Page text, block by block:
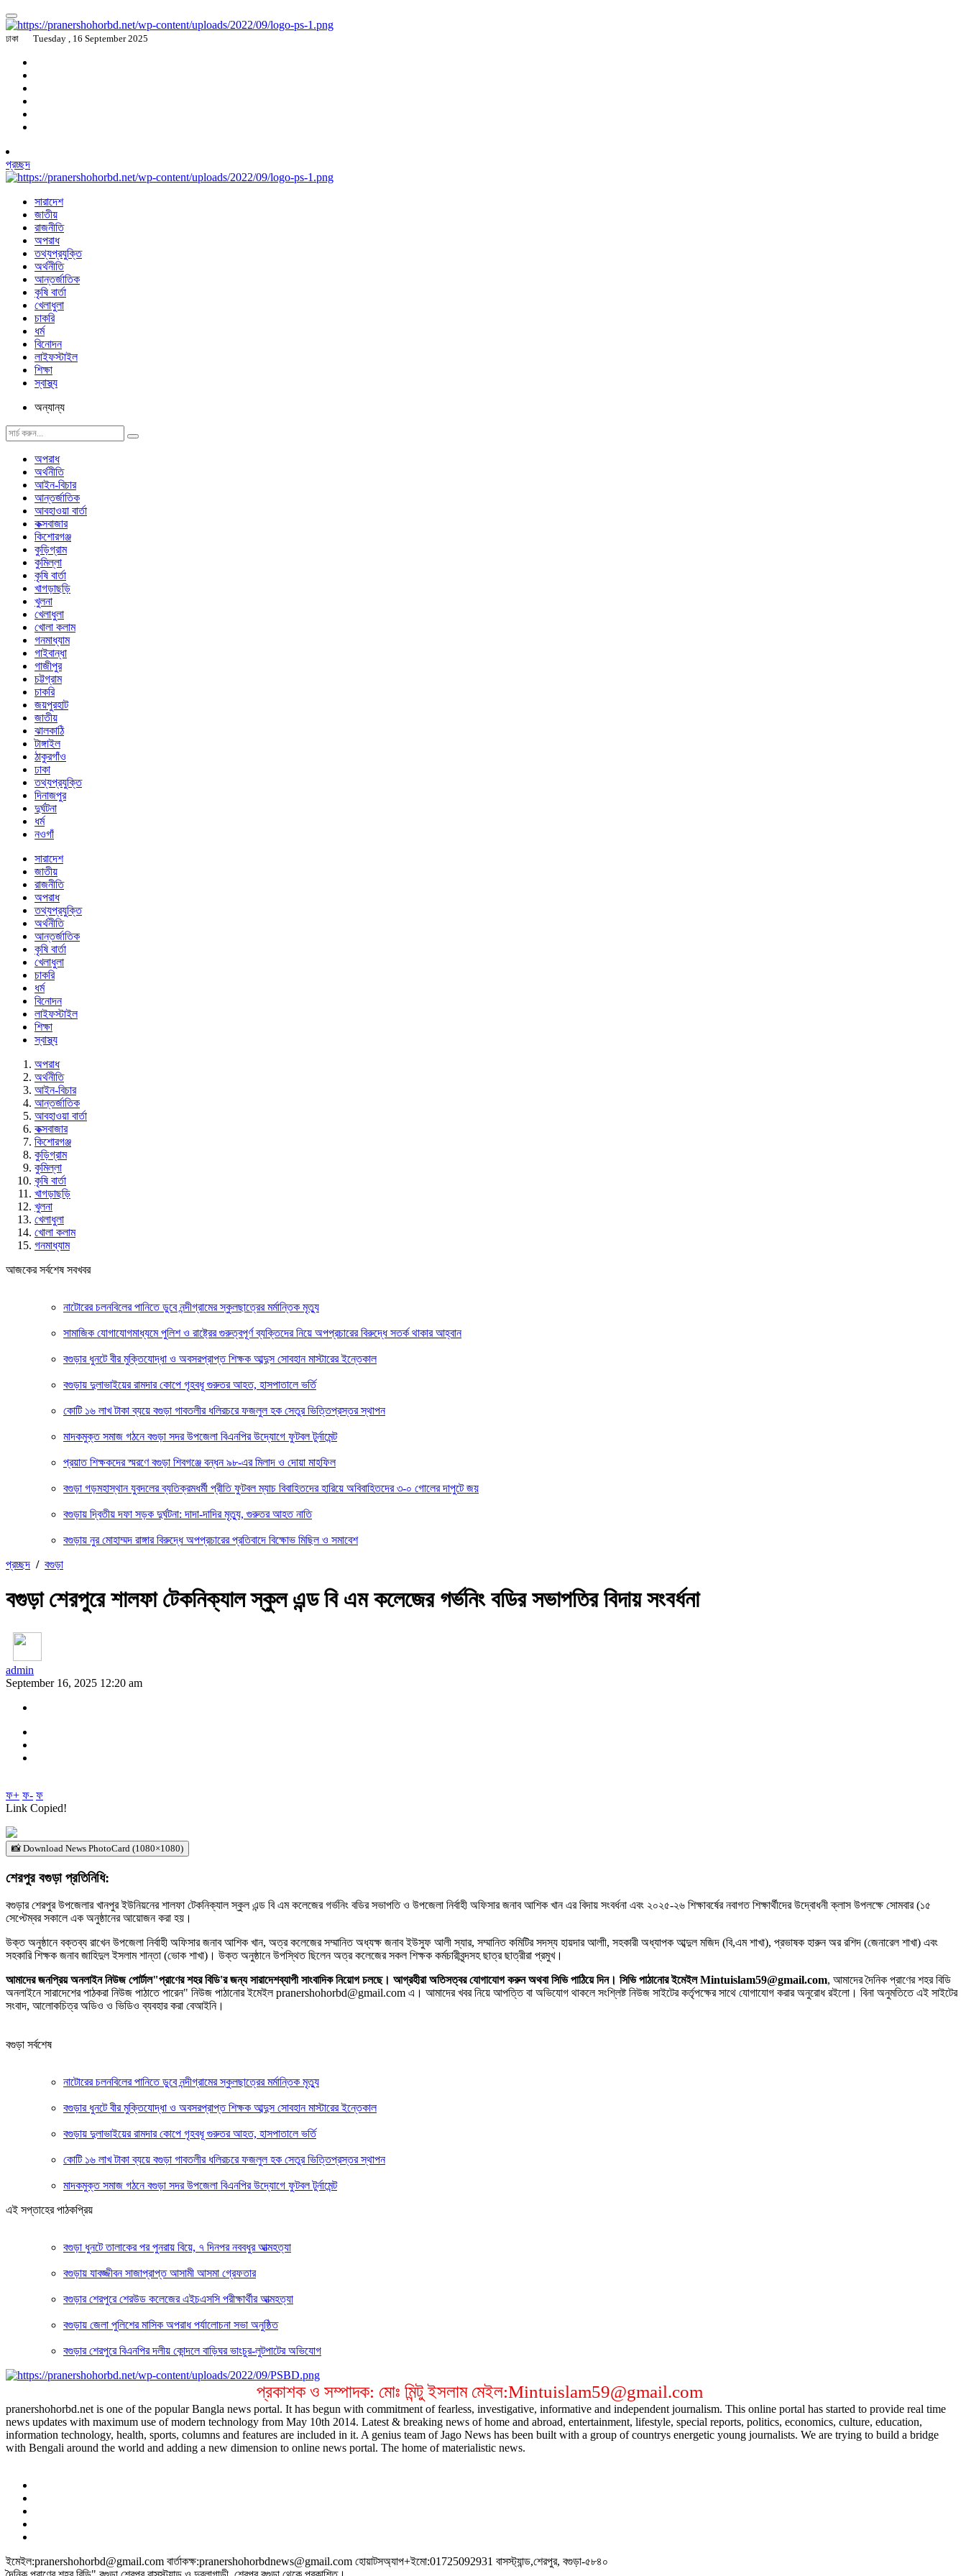
ঢাকা Tuesday , 16 September 2025
প্রচ্ছদ
সারাদেশ
জাতীয়
রাজনীতি
অপরাধ
তথ্যপ্রযুক্তি
অর্থনীতি
আন্তর্জাতিক
কৃষি বার্তা
খেলাধুলা
চাকরি
ধর্ম
বিনোদন
লাইফস্টাইল
শিক্ষা
স্বাস্থ্য
অন্যান্য
অপরাধ
অর্থনীতি
আইন-বিচার
আন্তর্জাতিক
আবহাওয়া বার্তা
কক্সবাজার
কিশোরগঞ্জ
কুড়িগ্রাম
কুমিল্লা
কৃষি বার্তা
খাগড়াছড়ি
খুলনা
খেলাধুলা
খোলা কলাম
গনমাধ্যাম
গাইবান্ধা
গাজীপুর
চট্টগ্রাম
চাকরি
জয়পুরহাট
জাতীয়
ঝালকাঠি
টাঙ্গাইল
ঠাকুরগাঁও
ঢাকা
তথ্যপ্রযুক্তি
দিনাজপুর
দুর্ঘটনা
ধর্ম
নওগাঁ
সারাদেশ
জাতীয়
রাজনীতি
অপরাধ
তথ্যপ্রযুক্তি
অর্থনীতি
আন্তর্জাতিক
কৃষি বার্তা
খেলাধুলা
চাকরি
ধর্ম
বিনোদন
লাইফস্টাইল
শিক্ষা
স্বাস্থ্য
অপরাধ
অর্থনীতি
আইন-বিচার
আন্তর্জাতিক
আবহাওয়া বার্তা
কক্সবাজার
কিশোরগঞ্জ
কুড়িগ্রাম
কুমিল্লা
কৃষি বার্তা
খাগড়াছড়ি
খুলনা
খেলাধুলা
খোলা কলাম
গনমাধ্যাম
আজকের সর্বশেষ সবখবর
নাটোরের চলনবিলের পানিতে ডুবে নন্দীগ্রামের স্কুলছাত্রের মর্মান্তিক মৃত্যু
সামাজিক যোগাযোগমাধ্যমে পুলিশ ও রাষ্ট্রের গুরুত্বপূর্ণ ব্যক্তিদের নিয়ে অপপ্রচারের বিরুদ্ধে সতর্ক থাকার আহ্বান
বগুড়ার ধুনটে বীর মুক্তিযোদ্ধা ও অবসরপ্রাপ্ত শিক্ষক আব্দুস সোবহান মাস্টারের ইন্তেকাল
বগুড়ায় দুলাভাইয়ের রামদার কোপে গৃহবধূ গুরুতর আহত, হাসপাতালে ভর্তি
কোটি ১৬ লাখ টাকা ব্যয়ে বগুড়া গাবতলীর ধলিরচরে ফজলুল হক সেতুর ভিত্তিপ্রস্তর স্থাপন
মাদকমুক্ত সমাজ গঠনে বগুড়া সদর উপজেলা বিএনপির উদ্যোগে ফুটবল টুর্নামেন্ট
প্রয়াত শিক্ষকদের স্মরণে বগুড়া শিবগঞ্জে বন্ধন ৯৮-এর মিলাদ ও দোয়া মাহফিল
বগুড়া গড়মহাস্থান যুবদলের ব্যতিক্রমধর্মী প্রীতি ফুটবল ম্যাচ বিবাহিতদের হারিয়ে অবিবাহিতদের ৩-০ গোলের দাপুটে জয়
বগুড়ায় দ্বিতীয় দফা সড়ক দুর্ঘটনা: দাদা-দাদির মৃত্যু, গুরুতর আহত নাতি
বগুড়ায় নুর মোহাম্মদ রাঙ্গার বিরুদ্ধে অপপ্রচারের প্রতিবাদে বিক্ষোভ মিছিল ও সমাবেশ
প্রচ্ছদ / বগুড়া
বগুড়া শেরপুরে শালফা টেকনিক্যাল স্কুল এন্ড বি এম কলেজের গর্ভনিং বডির সভাপতির বিদায় সংবর্ধনা
admin
September 16, 2025 12:20 am
ফ+ ফ- ফ
Link Copied!
📸 Download News PhotoCard (1080×1080)
শেরপুর বগুড়া প্রতিনিধি:
বগুড়ার শেরপুর উপজেলার খানপুর ইউনিয়নের শালফা টেকনিক্যাল স্কুল এন্ড বি এম কলেজের গর্ভনিং বডির সভাপতি ও উপজেলা নির্বাহী অফিসার জনাব আশিক খান এর বিদায় সংবর্ধনা এবং ২০২৫-২৬ শিক্ষাবর্ষের নবাগত শিক্ষার্থীদের উদ্বোধনী ক্লাস উপলক্ষে সোমবার (১৫
সেপ্টেম্বর সকালে এক অনুষ্ঠানের আয়োজন করা হয়।
উক্ত অনুষ্ঠানে বক্তব্য রাখেন উপজেলা নির্বাহী অফিসার জনাব আশিক খান, অত্র কলেজের সম্মানিত অধ্যক্ষ জনাব ইউসুফ আলী স্যার, সম্মানিত কমিটির সদস্য হায়দার আলাী, সহকারী অধ্যাপক আব্দুল মজিদ (বি,এম শাখা), প্রভাষক হারুন অর রশিদ (জেনারেল শাখা) এবং
সহকারি শিক্ষক জনাব জাহিদুল ইসলাম শান্তা (ভোক শাখা)। উক্ত অনুষ্ঠানে উপস্থিত ছিলেন অত্র কলেজের সকল শিক্ষক কর্মচারীবৃন্দসহ ছাত্র ছাত্রীরা প্রমুখ।
আমাদের জনপ্রিয় অনলাইন নিউজ পোর্টাল"প্রাণের শহর বিডি'র জন্য সারাদেশব্যাপী সাংবাদিক নিয়োগ চলছে। আগ্রহীরা অতিসত্বর যোগাযোগ করুন অথবা সিভি পাঠিয়ে দিন। সিভি পাঠানোর ইমেইল Mintuislam59@gmail.com, আমাদের দৈনিক প্রাণের শহর বিডি
অনলাইনে সারাদেশের পাঠকরা নিউজ পাঠাতে পারেন" নিউজ পাঠানোর ইমেইল pranershohorbd@gmail.com এ। আমাদের খবর নিয়ে আপত্তি বা অভিযোগ থাকলে সংশ্লিষ্ট নিউজ সাইটের কর্তৃপক্ষের সাথে যোগাযোগ করার অনুরোধ রইলো। বিনা অনুমতিতে এই সাইটের
সংবাদ, আলোকচিত্র অডিও ও ভিডিও ব্যবহার করা বেআইনি।
বগুড়া সর্বশেষ
নাটোরের চলনবিলের পানিতে ডুবে নন্দীগ্রামের স্কুলছাত্রের মর্মান্তিক মৃত্যু
বগুড়ার ধুনটে বীর মুক্তিযোদ্ধা ও অবসরপ্রাপ্ত শিক্ষক আব্দুস সোবহান মাস্টারের ইন্তেকাল
বগুড়ায় দুলাভাইয়ের রামদার কোপে গৃহবধূ গুরুতর আহত, হাসপাতালে ভর্তি
কোটি ১৬ লাখ টাকা ব্যয়ে বগুড়া গাবতলীর ধলিরচরে ফজলুল হক সেতুর ভিত্তিপ্রস্তর স্থাপন
মাদকমুক্ত সমাজ গঠনে বগুড়া সদর উপজেলা বিএনপির উদ্যোগে ফুটবল টুর্নামেন্ট
এই সপ্তাহের পাঠকপ্রিয়
বগুড়া ধুনটে তালাকের পর পুনরায় বিয়ে, ৭ দিনপর নববধুর আত্মহত্যা
বগুড়ায় যাবজ্জীবন সাজাপ্রাপ্ত আসামী আসমা গ্রেফতার
বগুড়ার শেরপুরে শেরউড কলেজের এইচএসসি পরীক্ষার্থীর আত্মহত্যা
বগুড়ায় জেলা পুলিশের মাসিক অপরাধ পর্যালোচনা সভা অনুষ্ঠিত
বগুড়ার শেরপুরে বিএনপির দলীয় কোন্দলে বাড়িঘর ভাংচুর-লুটপাটের অভিযোগ
প্রকাশক ও সম্পাদক: মোঃ মিন্টু ইসলাম মেইল:Mintuislam59@gmail.com
pranershohorbd.net is one of the popular Bangla news portal. It has begun with commitment of fearless, investigative, informative and independent journalism. This online portal has started to provide real time
news updates with maximum use of modern technology from May 10th 2014. Latest & breaking news of home and abroad, entertainment, lifestyle, special reports, politics, economics, culture, education,
information technology, health, sports, columns and features are included in it. A genius team of Jago News has been built with a group of countrys energetic young journalists. We are trying to build a bridge
with Bengali around the world and adding a new dimension to online news portal. The home of materialistic news.
ইমেইল:pranershohorbd@gmail.com বার্তাকক্ষ:pranershohorbdnews@gmail.com হোয়াটসঅ্যাপ+ইমো:01725092931 বাসস্ট্যান্ড,শেরপুর, বগুড়া-৫৮৪০